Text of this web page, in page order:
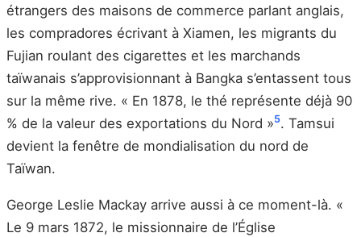
étrangers des maisons de commerce parlant anglais,
les compradores écrivant à Xiamen, les migrants du
Fujian roulant des cigarettes et les marchands
taïwanais s’approvisionnant à Bangka s’entassent tous
sur la même rive. « En 1878, le thé représente déjà 90
% de la valeur des exportations du Nord »5. Tamsui
devient la fenêtre de mondialisation du nord de
Taïwan.
George Leslie Mackay arrive aussi à ce moment-là. «
Le 9 mars 1872, le missionnaire de l’Église